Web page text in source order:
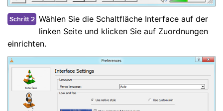
Schritt 2 Wählen Sie die Schaltfläche Interface auf der
linken Seite und klicken Sie auf Zuordnungen
einrichten.